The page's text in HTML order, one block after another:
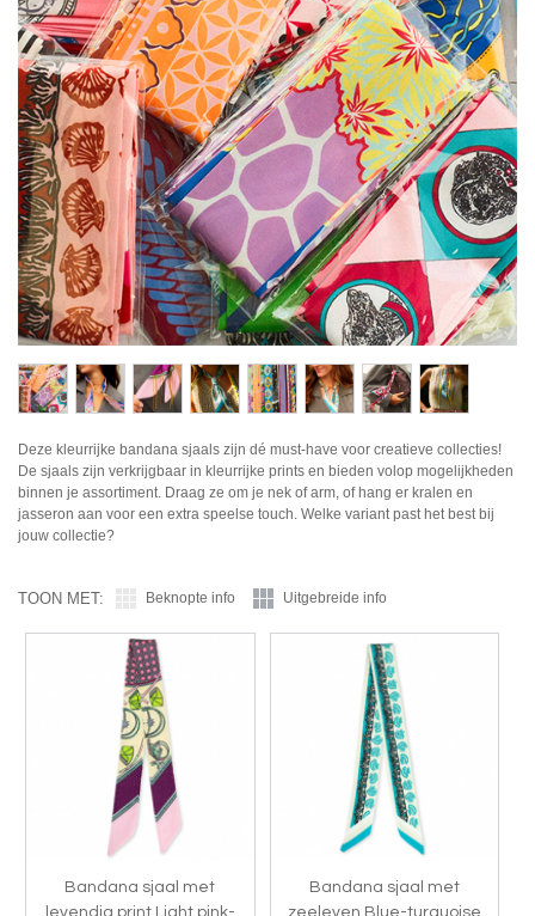
Deze kleurrijke bandana sjaals zijn dé must-have voor creatieve collecties!
De sjaals zijn verkrijgbaar in kleurrijke prints en bieden volop mogelijkheden
binnen je assortiment. Draag ze om je nek of arm, of hang er kralen en
jasseron aan voor een extra speelse touch. Welke variant past het best bij
jouw collectie?
TOON MET: Beknopte info Uitgebreide info
Bandana sjaal met
levendig print Light pink-
Bandana sjaal met
zeeleven Blue-turquoise